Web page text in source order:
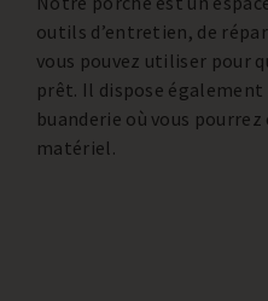
outils d’entretien, de
vous pouvez utiliser pour
prêt. Il dispose également
buanderie où vous
matériel.